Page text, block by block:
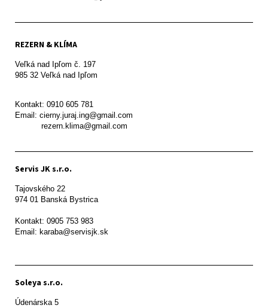
REZERN & KLÍMA
Veľká nad Ipľom č. 197
985 32 Veľká nad Ipľom
Kontakt: 0910 605 781
Email: cierny.juraj.ing@gmail.com
           rezern.klima@gmail.com
Servis JK s.r.o.
Tajovského 22
974 01 Banská Bystrica
Kontakt: 0905 753 983
Email: karaba@servisjk.sk
Soleya s.r.o.
Údenárska 5